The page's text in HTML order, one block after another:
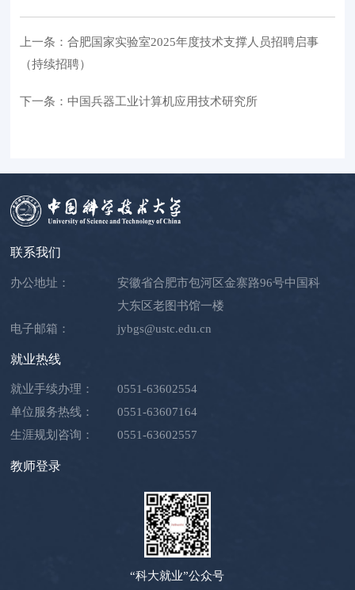
上一条：合肥国家实验室2025年度技术支撑人员招聘启事
（持续招聘）
下一条：中国兵器工业计算机应用技术研究所
联系我们
办公地址：
安徽省合肥市包河区金寨路96号中国科
大东区老图书馆一楼
电子邮箱：
jybgs@ustc.edu.cn
就业热线
就业手续办理：
0551-63602554
单位服务热线：
0551-63607164
生涯规划咨询：
0551-63602557
教师登录
“科大就业”公众号